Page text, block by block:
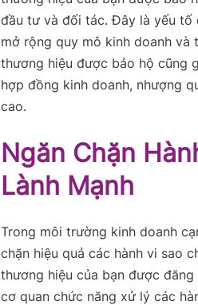
đầu tư và đối tác. Đây là yếu tố
mở rộng quy mô kinh doanh
thương hiệu được bảo hộ cũng
hợp đồng kinh doanh, nhượng
cao.
Ngăn Chặn
Lành Mạnh
Trong môi trường kinh doanh
chặn hiệu quả các hành vi sao
thương hiệu của bạn được
cơ quan chức năng xử lý các